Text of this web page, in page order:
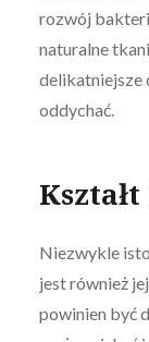
rozwój
naturalne
delikatniejsze
oddychać.
Niezwykle
jest również
powinien być